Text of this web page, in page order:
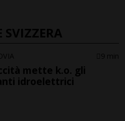
9 min
mette k.o. gli
idroelettrici